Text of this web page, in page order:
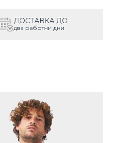
ДОСТАВКА ДО
два работни дни